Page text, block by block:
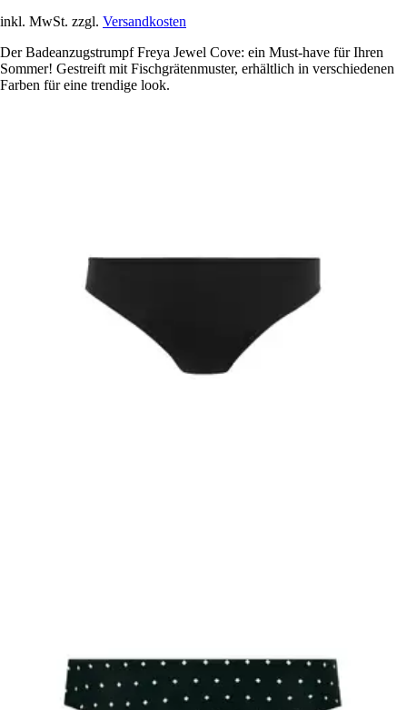
inkl. MwSt. zzgl. Versandkosten
Der Badeanzugstrumpf Freya Jewel Cove: ein Must-have für Ihren
Sommer! Gestreift mit Fischgrätenmuster, erhältlich in verschiedenen
Farben für eine trendige look.